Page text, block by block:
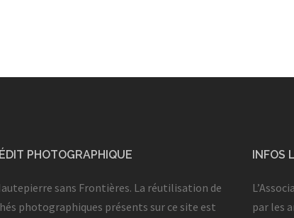
PHOTOGRAPHIQUE
sans Frontières. La réutilisation de
photographiques présents sur ce site est
INFOS
par les